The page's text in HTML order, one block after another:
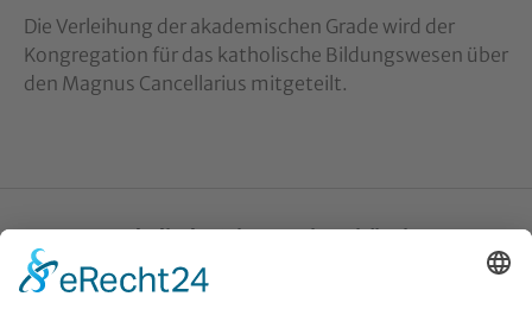
Die Verleihung der akademischen Grade wird der
Kongregation für das katholische Bildungswesen über
den Magnus Cancellarius mitgeteilt.
Katholische Privat-Universität Linz
Bethlehemstraße 20